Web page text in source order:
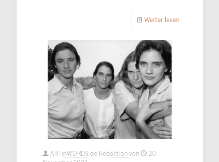
Weiter lesen
ARTinWORDS.de Redaktionvon
20.